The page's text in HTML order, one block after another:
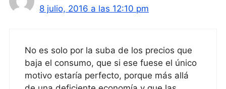
8 julio, 2016 a las 12:10 pm
No es solo por la suba de los precios que
baja el consumo, que si ese fuese el único
motivo estaría perfecto, porque más allá